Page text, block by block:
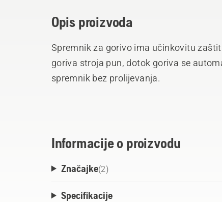
Opis proizvoda
Spremnik za gorivo ima učinkovitu
goriva stroja pun, dotok goriva se
spremnik bez prolijevanja.
Informacije o proizvodu
Značajke(2)
Specifikacije